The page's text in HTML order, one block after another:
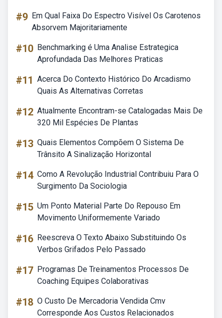
#9 Em Qual Faixa Do Espectro Visível Os Carotenos
Absorvem Majoritariamente
#10 Benchmarking é Uma Analise Estrategica
Aprofundada Das Melhores Praticas
#11 Acerca Do Contexto Histórico Do Arcadismo
Quais As Alternativas Corretas
#12 Atualmente Encontram-se Catalogadas Mais De
320 Mil Espécies De Plantas
#13 Quais Elementos Compõem O Sistema De
Trânsito A Sinalização Horizontal
#14 Como A Revolução Industrial Contribuiu Para O
Surgimento Da Sociologia
#15 Um Ponto Material Parte Do Repouso Em
Movimento Uniformemente Variado
#16 Reescreva O Texto Abaixo Substituindo Os
Verbos Grifados Pelo Passado
#17 Programas De Treinamentos Processos De
Coaching Equipes Colaborativas
#18 O Custo De Mercadoria Vendida Cmv
Corresponde Aos Custos Relacionados